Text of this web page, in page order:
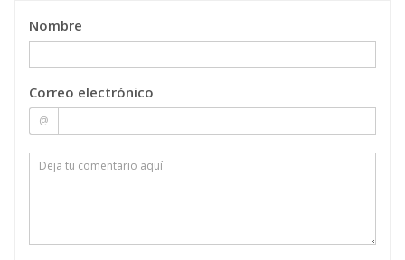
Nombre
Correo electrónico
@